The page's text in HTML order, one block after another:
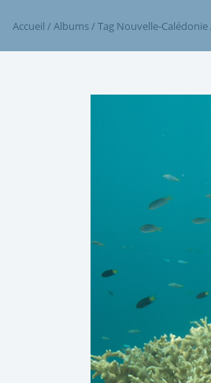
Accueil /Albums/Tag Nouvelle-Calédonie